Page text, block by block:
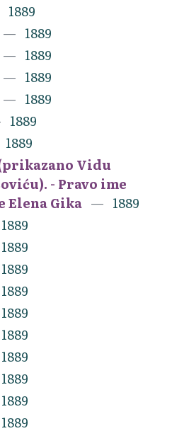
1889
1889
1889
1889
1889
1889
1889
Vidu
- Pravo ime
Elena Gika
1889
1889
1889
1889
1889
1889
1889
1889
1889
1889
1889